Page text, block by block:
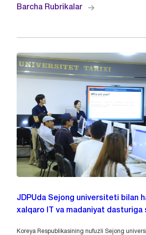
Barcha Rubrikalar
JDPUda Sejong universiteti bilan
xalqaro IT va madaniyat dasturiga
Koreya Respublikasining nufuzli Sejong